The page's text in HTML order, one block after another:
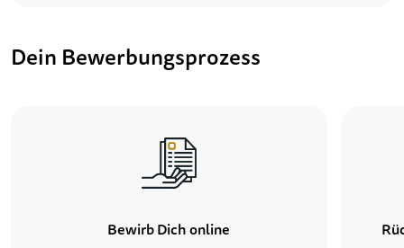
Dein Bewerbungsprozess
Bewirb Dich online